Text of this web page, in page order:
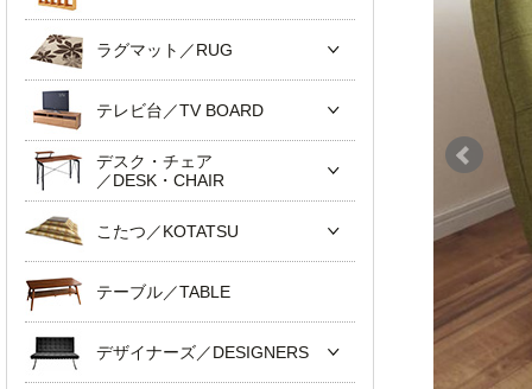
ラグマット／RUG
テレビ台／TV BOARD
デスク・チェア
／DESK・CHAIR
こたつ／KOTATSU
テーブル／TABLE
デザイナーズ／DESIGNERS